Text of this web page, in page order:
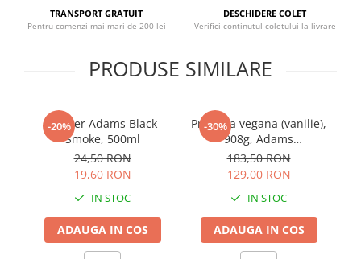
Sistemul circulator
Sistemul nervos
Urinare
TRANSPORT GRATUIT
Pentru comenzi mai mari de 200 lei
DESCHIDERE COLET
Verifici continutul coletului la livrare
PRODUSE SIMILARE
-20%
Shaker Adams Black
Smoke, 500ml
24,50 RON
19,60 RON
IN STOC
ADAUGA IN COS
-30%
Proteina vegana (vanilie),
908g, Adams
Supplements
183,50 RON
129,00 RON
IN STOC
ADAUGA IN COS